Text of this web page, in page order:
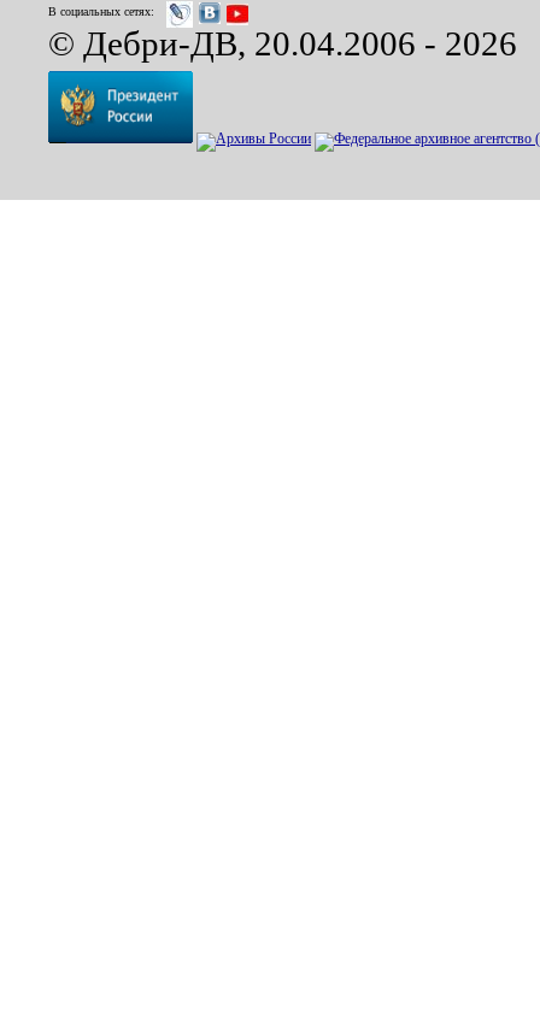
В социальных сетях:
© Дебри-ДВ, 20.04.2006 - 2026